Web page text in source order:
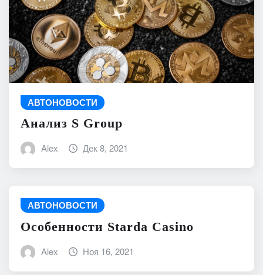
АВТОНОВОСТИ
Анализ S Group
Alex Дек 8, 2021
АВТОНОВОСТИ
Особенности Starda Сasino
Alex Ноя 16, 2021